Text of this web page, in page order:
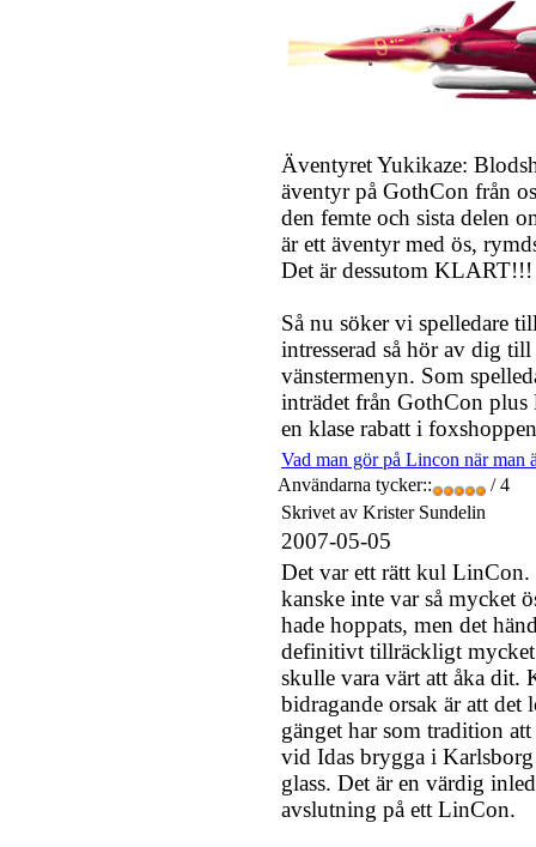
Äventyret Yukikaze:
äventyr på GothCon från
den femte och sista delen
är ett äventyr med ös,
Det är dessutom KLART!!!
Så nu söker vi spelledare
intresserad så hör av dig
vänstermenyn. Som
inträdet från GothCon
en klase rabatt i
Vad man gör på Lincon när man
Användarna tycker::
/ 4
Skrivet av Krister Sundelin
2007-05-05
Det var ett rätt kul LinCon.
kanske inte var så mycket
hade hoppats, men det
definitivt tillräckligt
skulle vara värt att åka dit.
bidragande orsak är att det
gänget har som tradition att
vid Idas brygga i Karlsborg
glass. Det är en värdig
avslutning på ett LinCon.